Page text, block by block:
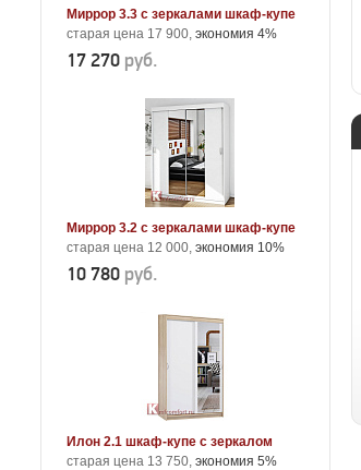
Миррор 3.3 с зеркалами шкаф-купе
старая цена 17 900, экономия 4%
17 270 руб.
Миррор 3.2 с зеркалами шкаф-купе
старая цена 12 000, экономия 10%
10 780 руб.
Илон 2.1 шкаф-купе с зеркалом
старая цена 13 750, экономия 5%